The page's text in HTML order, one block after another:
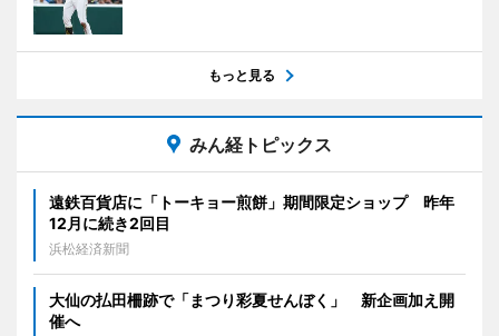
もっと見る
みん経トピックス
遠鉄百貨店に「トーキョー煎餅」期間限定ショップ 昨年
12月に続き2回目
浜松経済新聞
大仙の払田柵跡で「まつり彩夏せんぼく」 新企画加え開
催へ